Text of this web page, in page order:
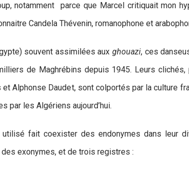
notamment parce que Marcel critiquait mon
Candela Thévenin, romanophone et
souvent assimilées auxghouazi, ces
de Maghrébins depuis 1945. Leurs clichés,
Alphonse Daudet, sont colportés par la culture
par les Algériens aujourd’hui.
fait coexister des endonymes dans leur
des exonymes, et de trois registres :